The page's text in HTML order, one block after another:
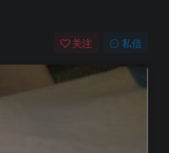
关注 私信